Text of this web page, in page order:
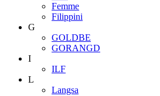
Femme
Filippini
G
GOLDBE
GORANGD
I
ILF
L
Langsa